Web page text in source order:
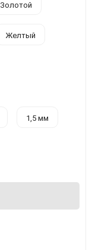
Золотой
Желтый
1,5 мм